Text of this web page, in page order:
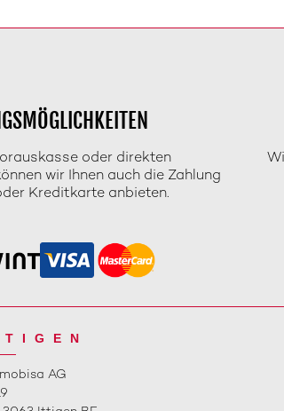
oder direkten
wir Ihnen auch die Zahlung
Kreditkarte anbieten.
AG